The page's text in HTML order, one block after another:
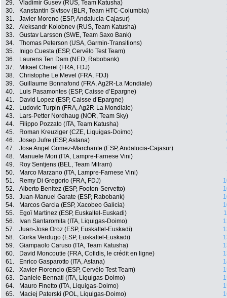
29.
Vladimir Gusev (RUS, Team Katusha)
30.
Kanstantin Sivtsov (BLR, Team HTC-Columbia)
31.
Javier Moreno (ESP, Andalucia-Cajasur)
32.
Aleksandr Kolobnev (RUS, Team Katusha)
33.
Gustav Larsson (SWE, Team Saxo Bank)
34.
Thomas Peterson (USA, Garmin-Transitions)
35.
Inigo Cuesta (ESP, Cervélo Test Team)
36.
Laurens Ten Dam (NED, Rabobank)
37.
Mikael Cherel (FRA, FDJ)
38.
Christophe Le Mevel (FRA, FDJ)
39.
Guillaume Bonnafond (FRA, Ag2R-La Mondiale)
40.
Luis Pasamontes (ESP, Caisse d’Epargne)
41.
David Lopez (ESP, Caisse d’Epargne)
42.
Ludovic Turpin (FRA, Ag2R-La Mondiale)
43.
Lars-Petter Nordhaug (NOR, Team Sky)
44.
Filippo Pozzato (ITA, Team Katusha)
45.
Roman Kreuziger (CZE, Liquigas-Doimo)
46.
Josep Jufre (ESP, Astana)
47.
Jose Angel Gomez-Marchante (ESP, Andalucia-Cajasur)
48.
Manuele Mori (ITA, Lampre-Farnese Vini)
49.
Roy Sentjens (BEL, Team Milram)
50.
Marco Marzano (ITA, Lampre-Farnese Vini)
51.
Remy Di Gregorio (FRA, FDJ)
52.
Alberto Benitez (ESP, Footon-Servetto)
53.
Juan-Manuel Garate (ESP, Rabobank)
54.
Marcos Garcia (ESP, Xacobeo Galicia)
55.
Egoï Martinez (ESP, Euskaltel-Euskadi)
56.
Ivan Santaromita (ITA, Liquigas-Doimo)
57.
Juan-Jose Oroz (ESP, Euskaltel-Euskadi)
58.
Gorka Verdugo (ESP, Euskaltel-Euskadi)
59.
Giampaolo Caruso (ITA, Team Katusha)
60.
David Moncoutie (FRA, Cofidis, le crédit en ligne)
61.
Enrico Gasparotto (ITA, Astana)
62.
Xavier Florencio (ESP, Cervélo Test Team)
63.
Daniele Bennati (ITA, Liquigas-Doimo)
64.
Mauro Finetto (ITA, Liquigas-Doimo)
65.
Maciej Paterski (POL, Liquigas-Doimo)